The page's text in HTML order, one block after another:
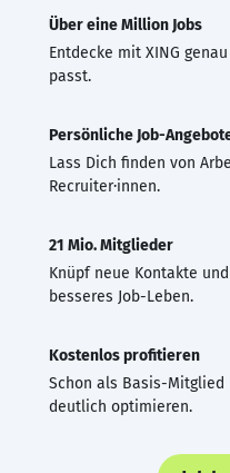
Über eine Million Jobs
Entdecke mit XING
passt.
Persönliche Job-
Lass Dich finden von
Recruiter·innen.
21 Mio. Mitglieder
Knüpf neue Kontakte
besseres Job-Leben.
Kostenlos profitieren
Schon als Basis-Mitglied
deutlich optimieren.